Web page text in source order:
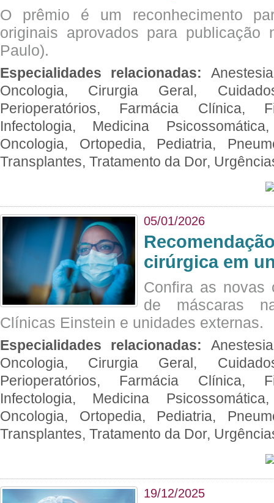
O prêmio é um reconhecimento
originais aprovados para publicação
Paulo).
Especialidades relacionadas:
Oncologia, Cirurgia Geral,
Perioperatórios, Farmácia Clínica,
Infectologia, Medicina
Oncologia, Ortopedia, Pediatria,
Transplantes, Tratamento da Dor,
05/01/2026
cirúrgica em
Confira as novas
de máscaras
Clínicas Einstein e unidades externas.
Especialidades relacionadas:
Oncologia, Cirurgia Geral,
Perioperatórios, Farmácia Clínica,
Infectologia, Medicina
Oncologia, Ortopedia, Pediatria,
Transplantes, Tratamento da Dor,
19/12/2025